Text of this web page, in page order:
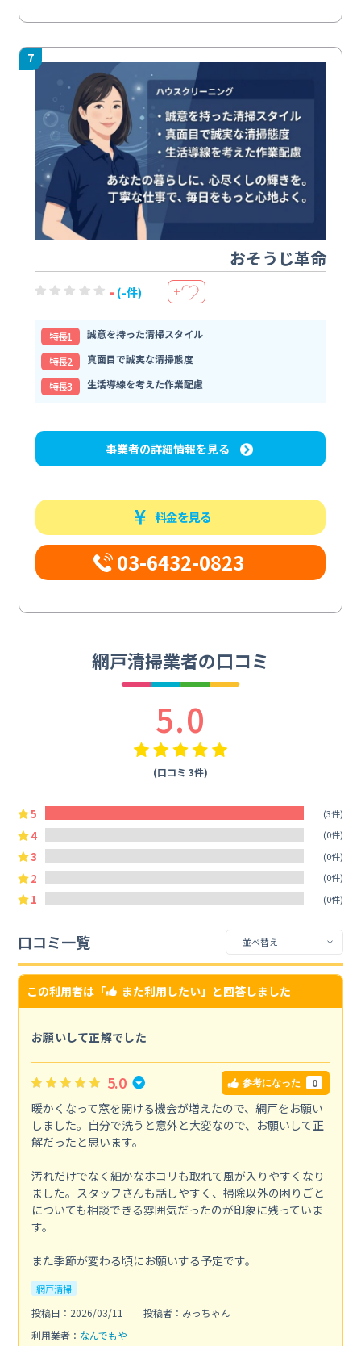
7
おそうじ革命
- (-件) ＋
特⻑1
誠意を持った清掃スタイル
特⻑2
真面目で誠実な清掃態度
特⻑3
生活導線を考えた作業配慮
事業者の詳細情報を見る
料金を見る
03-6432-0823
網戸清掃業者の口コミ
5.0
(口コミ 3件)
5 (3件)
4 (0件)
3 (0件)
2 (0件)
1 (0件)
口コミ一覧
この利用者は「 また利用したい」と回答しました
お願いして正解でした
5.0 参考になった 0
暖かくなって窓を開ける機会が増えたので、網戸をお願い
しました。自分で洗うと意外と大変なので、お願いして正
解だったと思います。
汚れだけでなく細かなホコリも取れて風が入りやすくなり
ました。スタッフさんも話しやすく、掃除以外の困りごと
についても相談できる雰囲気だったのが印象に残っていま
す。
また季節が変わる頃にお願いする予定です。
網戸清掃
投稿日：2026/03/11
投稿者：みっちゃん
利用業者： なんでもや